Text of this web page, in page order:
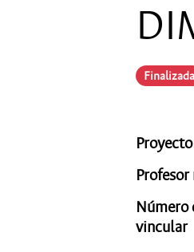
Finalizada
Proyecto
Número
vincular